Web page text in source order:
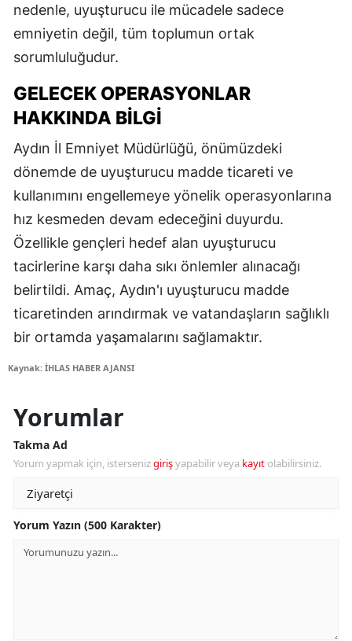
nedenle, uyuşturucu ile mücadele sadece
emniyetin değil, tüm toplumun ortak
sorumluluğudur.
GELECEK OPERASYONLAR
HAKKINDA BILGI
Aydın İl Emniyet Müdürlüğü, önümüzdeki
dönemde de uyuşturucu madde ticareti ve
kullanımını engellemeye yönelik operasyonlarına
hız kesmeden devam edeceğini duyurdu.
Özellikle gençleri hedef alan uyuşturucu
tacirlerine karşı daha sıkı önlemler alınacağı
belirtildi. Amaç, Aydın'ı uyuşturucu madde
ticaretinden arındırmak ve vatandaşların sağlıklı
bir ortamda yaşamalarını sağlamaktır.
Kaynak: İHLAS HABER AJANSI
Yorumlar
Takma Ad
Yorum yapmak için, istersenizgirişyapabilir veya kayıt olabilirsiniz.
Yorum Yazın (500 Karakter)